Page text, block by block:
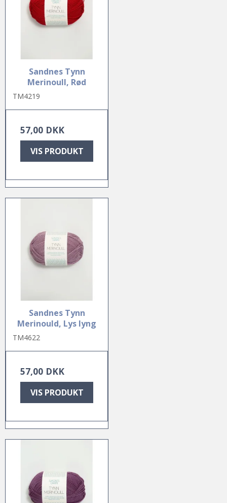
Sandnes Tynn
Merinoull, Rød
TM4219
57,00 DKK
VIS PRODUKT
Sandnes Tynn
Merinould, Lys lyng
TM4622
57,00 DKK
VIS PRODUKT